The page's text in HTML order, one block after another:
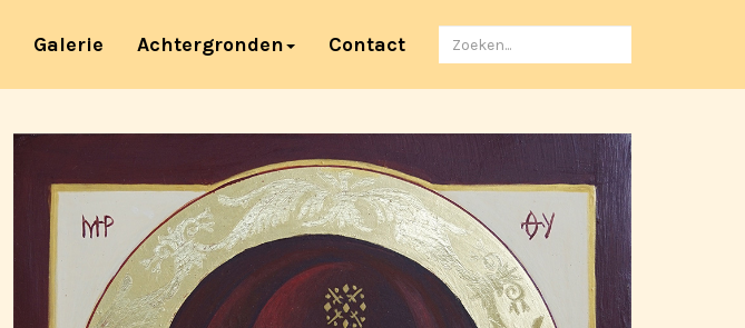
Galerie Achtergronden Contact
Zoeken
naar